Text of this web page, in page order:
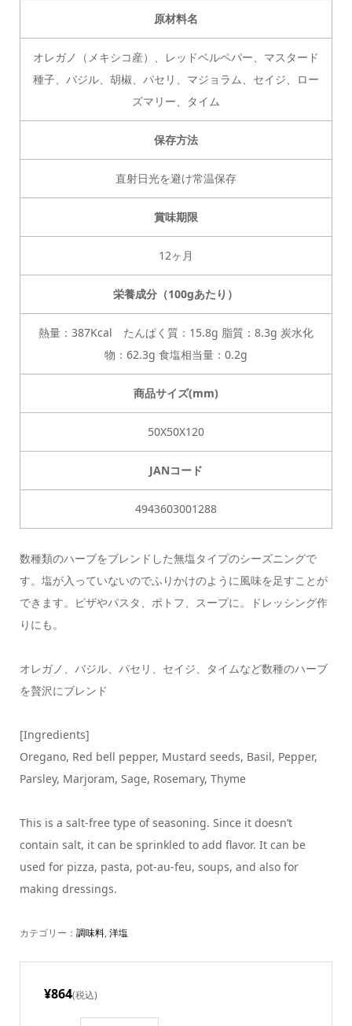
原材料名
オレガノ（メキシコ産）、レッドベルペパー、マスタード
種子、バジル、胡椒、パセリ、マジョラム、セイジ、ロー
ズマリー、タイム
保存方法
直射日光を避け常温保存
賞味期限
12ヶ月
栄養成分（100gあたり）
熱量：387Kcal たんぱく質：15.8g 脂質：8.3g 炭水化
物：62.3g 食塩相当量：0.2g
商品サイズ(mm)
50X50X120
JANコード
4943603001288
数種類のハーブをブレンドした無塩タイプのシーズニングで
す。塩が入っていないのでふりかけのように風味を足すことが
できます。ピザやパスタ、ポトフ、スープに。ドレッシング作
りにも。
オレガノ、バジル、パセリ、セイジ、タイムなど数種のハーブ
を贅沢にブレンド
[Ingredients]
Oregano, Red bell pepper, Mustard seeds, Basil, Pepper,
Parsley, Marjoram, Sage, Rosemary, Thyme
This is a salt-free type of seasoning. Since it doesn’t
contain salt, it can be sprinkled to add flavor. It can be
used for pizza, pasta, pot-au-feu, soups, and also for
making dressings.
カテゴリー： 調味料,洋塩
¥864(税込)